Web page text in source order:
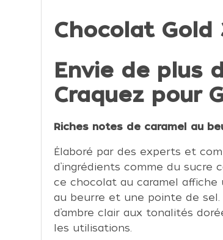
Chocolat Gold
Envie de plus
Craquez pour
Riches notes de caramel au
Élaboré par des experts et
d’ingrédients comme du sucre
ce chocolat au caramel affiche
au beurre et une pointe de sel.
d’ambre clair aux tonalités
les utilisations.